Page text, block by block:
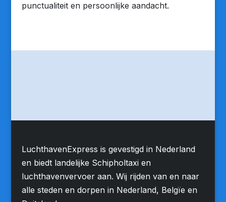
punctualiteit en persoonlijke aandacht.
LuchthavenExpress is gevestigd in Nederland
en biedt landelijke Schipholtaxi en
luchthavenvervoer aan. Wij rijden van en naar
alle steden en dorpen in Nederland, Belgïe en